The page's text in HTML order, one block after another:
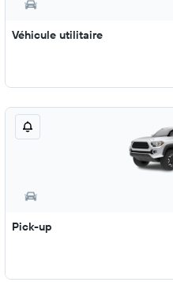
Véhicule utilitaire
Pick-up